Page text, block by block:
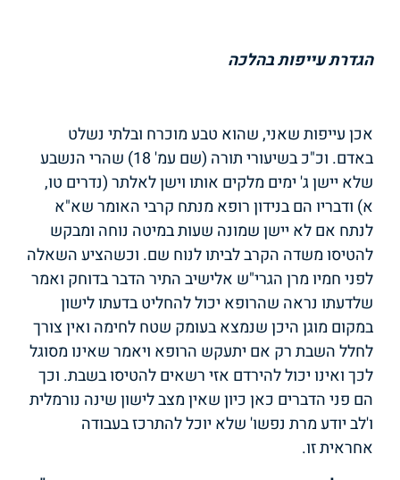
הגדרת עייפות בהלכה
אכן עייפות שאני, שהוא טבע מוכרח ובלתי נשלט
באדם. וכ"כ בשיעורי תורה (שם עמ' 18) שהרי הנשבע
שלא יישן ג' ימים מלקים אותו וישן לאלתר (נדרים טו,
א) ודבריו הם בנידון רופא מנתח קרבי האומר שא"א
לנתח אם לא יישן שמונה שעות במיטה נוחה ומבקש
להטיסו משדה הקרב לביתו לנוח שם. וכשהציע השאלה
לפני חמיו מרן הגרי"ש אלישיב התיר הדבר בדוחק ואמר
שלדעתו נראה שהרופא יכול להחליט בדעתו לישון
במקום מוגן היכן שנמצא בעומק שטח לחימה ואין צורך
לחלל השבת רק אם יתעקש הרופא ויאמר שאינו מסוגל
לכך ואינו יכול להירדם אזי רשאים להטיסו בשבת. וכך
הם פני הדברים כאן כיון שאין מצב לישון שינה נורמלית
ו'לב יודע מרת נפשו' שלא יוכל להתרכז בעבודה
אחראית זו.